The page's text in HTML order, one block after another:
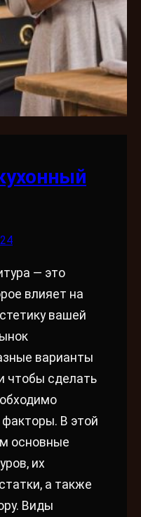
— это
влияет на
вашей
варианты
чтобы сделать
В этой
основные
их
а также
Виды